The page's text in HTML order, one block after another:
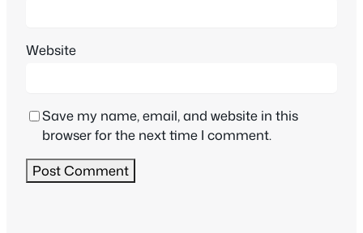
Website
Save my name, email, and website in this
browser for the next time I comment.